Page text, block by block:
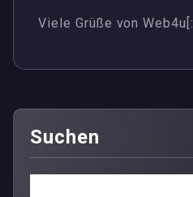
Viele Grüße von Web4u[:]
Suchen